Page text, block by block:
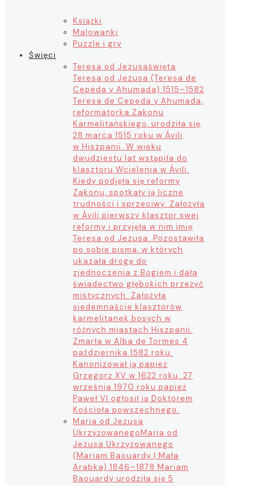
Książki
Malowanki
Puzzle i gry
Święci
Teresa od Jezusaświęta
Teresa od Jezusa (Teresa de
Cepeda y Ahumada) 1515–1582
Teresa de Cepeda y Ahumada,
reformatorka Zakonu
Karmelitańskiego, urodziła się
28 marca 1515 roku w Ávili
w Hiszpanii. W wieku
dwudziestu lat wstąpiła do
klasztoru Wcielenia w Ávili.
Kiedy podjęła się reformy
Zakonu, spotkały ją liczne
trudności i sprzeciwy. Założyła
w Ávili pierwszy klasztor swej
reformy i przyjęła w nim imię
Teresa od Jezusa. Pozostawiła
po sobie pisma, w których
ukazała drogę do
zjednoczenia z Bogiem i dała
świadectwo głębokich przeżyć
mistycznych. Założyła
siedemnaście klasztorów
karmelitanek bosych w
różnych miastach Hiszpanii.
Zmarła w Alba de Tormes 4
października 1582 roku.
Kanonizował ją papież
Grzegorz XV w 1622 roku. 27
września 1970 roku papież
Paweł VI ogłosił ją Doktorem
Kościoła powszechnego.
Maria od Jezusa
UkrzyżowanegoMaria od
Jezusa Ukrzyżowanego
(Mariam Baouardy | Mała
Arabka) 1846–1878 Mariam
Baouardy urodziła się 5